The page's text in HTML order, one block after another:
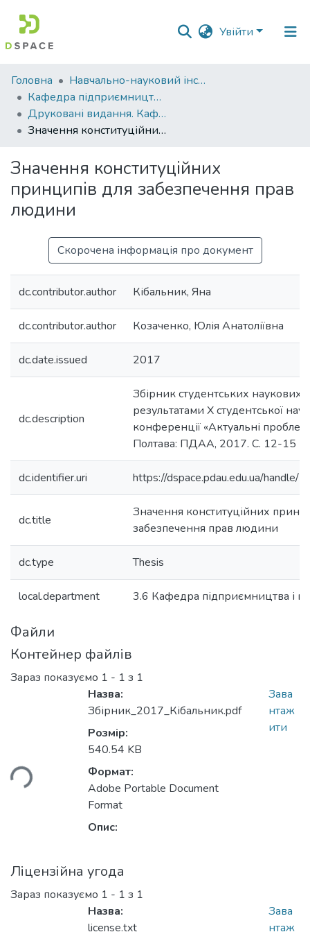
Увійти
Фонди
та
зібрання
Пошук за критеріями
Статистика
Головна
Навчально-науковий інститут економіки, управління, права та інформаційних технологій
Кафедра підприємництва і права
Друковані видання. Кафедра підприємництва і права
Значення конституційних принципів для забезпечення прав людини
Значення конституційних
принципів для забезпечення прав
людини
Скорочена інформація про документ
dc.contributor.author Кібальник, Яна
dc.contributor.author Козаченко, Юлія Анатоліївна
dc.date.issued 2017
dc.description
Збірник студентських наукових
результатами Х студентської
конференції «Актуальні
Полтава: ПДАА, 2017. С. 12-15
dc.identifier.uri https://dspace.pdau.edu.ua/
dc.title
Значення конституційних
забезпечення прав людини
dc.type Thesis
local.department 3.6 Кафедра підприємництва і
Файли
Контейнер файлів
Зараз показуємо 1 - 1 з 1
Назва:
Збірник_2017_Кібальник.pdf
Розмір:
540.54 KB
Формат:
Adobe Portable Document
Format
Опис:
Зава
нтаж
ити
Ліцензійна угода
Зараз показуємо 1 - 1 з 1
Назва:
license.txt
Зава
нтаж